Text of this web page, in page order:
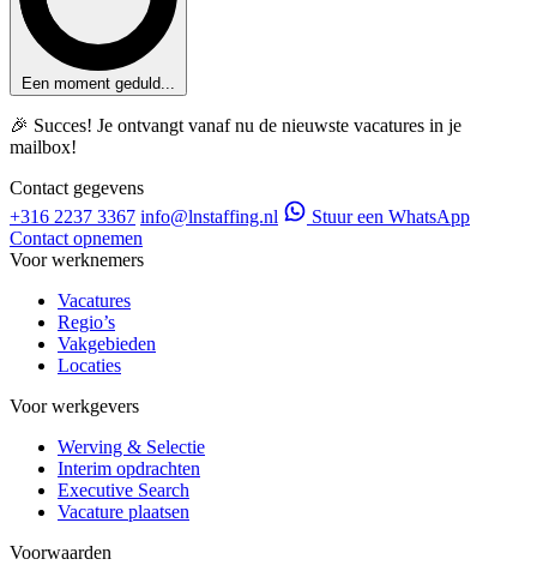
Een moment geduld...
🎉 Succes! Je ontvangt vanaf nu de nieuwste vacatures in je
mailbox!
Contact gegevens
+316 2237 3367 info@lnstaffing.nl
Stuur een WhatsApp
Contact opnemen
Voor werknemers
Vacatures
Regio’s
Vakgebieden
Locaties
Voor werkgevers
Werving & Selectie
Interim opdrachten
Executive Search
Vacature plaatsen
Voorwaarden